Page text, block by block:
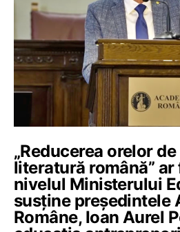
„Reducerea orelor
literatură română”
nivelul Ministerului
susține președintele
Române, Ioan Aurel